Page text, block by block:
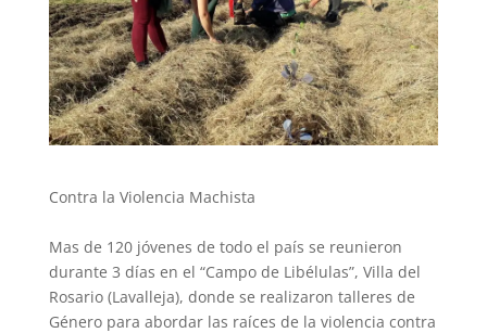
Contra la Violencia Machista
Mas de 120 jóvenes de todo el país se reunieron
durante 3 días en el “Campo de Libélulas”, Villa del
Rosario (Lavalleja), donde se realizaron talleres de
Género para abordar las raíces de la violencia contra